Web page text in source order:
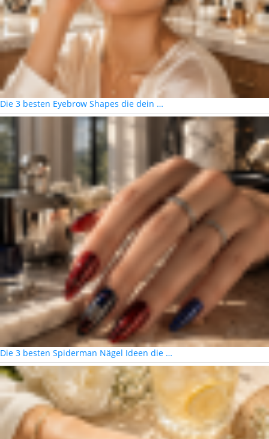
Die 3 besten Eyebrow Shapes die dein …
Die 3 besten Spiderman Nägel Ideen die …